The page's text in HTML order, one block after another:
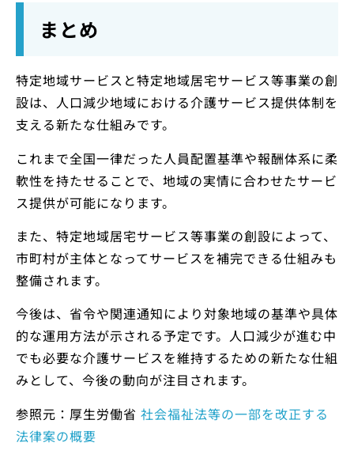
まとめ
特定地域サービスと特定地域居宅サービス等事業の創
設は、人口減少地域における介護サービス提供体制を
支える新たな仕組みです。
これまで全国一律だった人員配置基準や報酬体系に柔
軟性を持たせることで、地域の実情に合わせたサービ
ス提供が可能になります。
また、特定地域居宅サービス等事業の創設によって、
市町村が主体となってサービスを補完できる仕組みも
整備されます。
今後は、省令や関連通知により対象地域の基準や具体
的な運用方法が示される予定です。人口減少が進む中
でも必要な介護サービスを維持するための新たな仕組
みとして、今後の動向が注目されます。
参照元：厚生労働省 社会福祉法等の一部を改正する
法律案の概要